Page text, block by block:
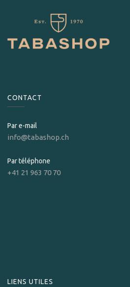
CONTACT
Par e-mail
info@tabashop.ch
Par téléphone
+41 21 963 70 70
LIENS UTILES